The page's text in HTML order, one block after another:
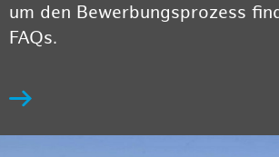
um den Bewerbungsprozess
FAQs.